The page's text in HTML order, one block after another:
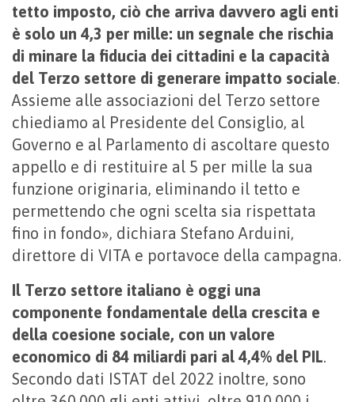
tetto imposto, ciò che arriva davvero agli enti
è solo un 4,3 per mille: un segnale che rischia
di minare la fiducia dei cittadini e la capacità
del Terzo settore di generare impatto sociale.
Assieme alle associazioni del Terzo settore
chiediamo al Presidente del Consiglio, al
Governo e al Parlamento di ascoltare questo
appello e di restituire al 5 per mille la sua
funzione originaria, eliminando il tetto e
permettendo che ogni scelta sia rispettata
fino in fondo», dichiara Stefano Arduini,
direttore di VITA e portavoce della campagna.
Il Terzo settore italiano è oggi una
componente fondamentale della crescita e
della coesione sociale, con un valore
economico di 84 miliardi pari al 4,4% del PIL.
Secondo dati ISTAT del 2022 inoltre, sono